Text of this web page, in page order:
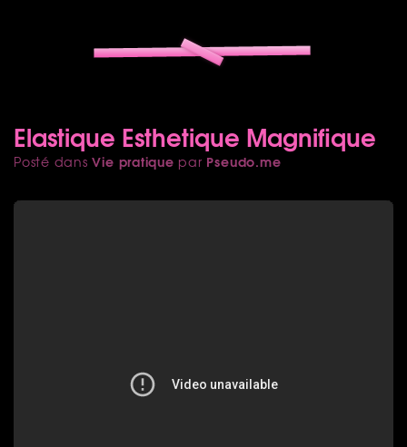
Elastique Esthetique Magnifique
Posté dansVie pratique par Pseudo.me